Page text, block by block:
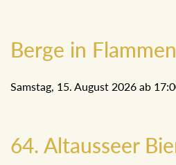
Berge in Flammen
Samstag, 15. August 2026 ab
64. Altausseer